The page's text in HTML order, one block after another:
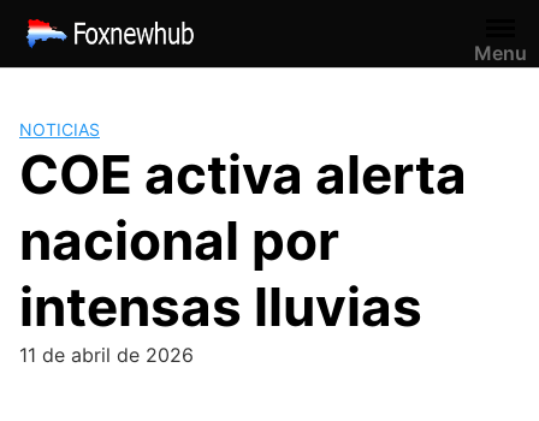
Saltar
contenido
Menu
NOTICIAS
COE activa alerta
nacional por
intensas lluvias
11 de abril de 2026